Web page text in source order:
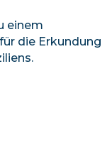
einem
die Erkundung